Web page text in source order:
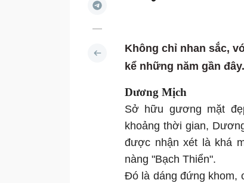
Không chỉ nhan sắc,
kể những năm gần đây.
Dương Mịch
Sở hữu gương mặt
khoảng thời gian,
được nhận xét là khá
nàng "Bạch Thiển".
Đó là dáng đứng khom,